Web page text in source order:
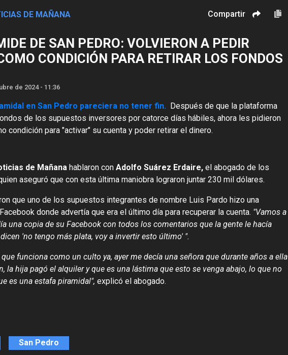
DE MAÑANA Compartir
DE SAN PEDRO: VOLVIERON A PEDIR
CONDICIÓN PARA RETIRAR LOS FONDOS
de 2024 - 11:36
en San Pedro pareciera no tener fin. Después de que la plataforma
de los supuestos inversores por catorce días hábiles, ahora les pidieron
condición para "activar" su cuenta y poder retirar el dinero.
de Mañana hablaron conAdolfo Suárez Erdaire,el abogado de los
aseguró que con esta última maniobra lograron juntar 230 mil dólares.
que uno de los supuestos integrantes de nombre Luis Pardo hizo una
donde advertía que era el último día para recuperar la cuenta. "Vamos a
una copia de su Facebook con todos los comentarios que la gente le hacía
'no tengo más plata, voy a invertir esto último' ".
funciona como un culto ya, ayer me decía una señora que durante años a ella
la hija pagó el alquiler y que es una lástima que esto se venga abajo, lo que no
es una estafa piramidal", explicó el abogado.
San Pedro